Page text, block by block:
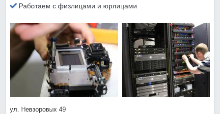
Работаем с физлицами и юрлицами
ул. Невзоровых 49